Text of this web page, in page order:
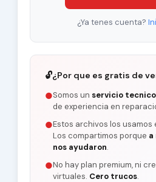
¿Ya tenes cuenta?
🔓¿Por que es gratis de
●Somos un servicio
de experiencia en
●Estos archivos los usamos
Los compartimos porque a
nos ayudaron.
●No hay plan premium, ni
virtuales. Cero trucos.